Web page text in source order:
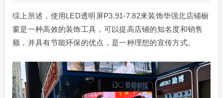
综上所述，使用LED透明屏P3.91-7.82来装饰华强北店铺橱
窗是一种高效的装饰工具，可以提高店铺的知名度和销售
额，并具有节能环保的优点，是一种理想的宣传方式。